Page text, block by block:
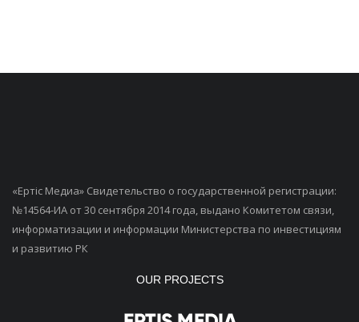
«Ертiс Медиа» Свидетельство о государственной регистрации:
№14564-ИА от 30 сентября 2014 года, выдано Комитетом связи,
информатизации и информации Министерства по инвестициям
и развитию РК
OUR PROJECTS